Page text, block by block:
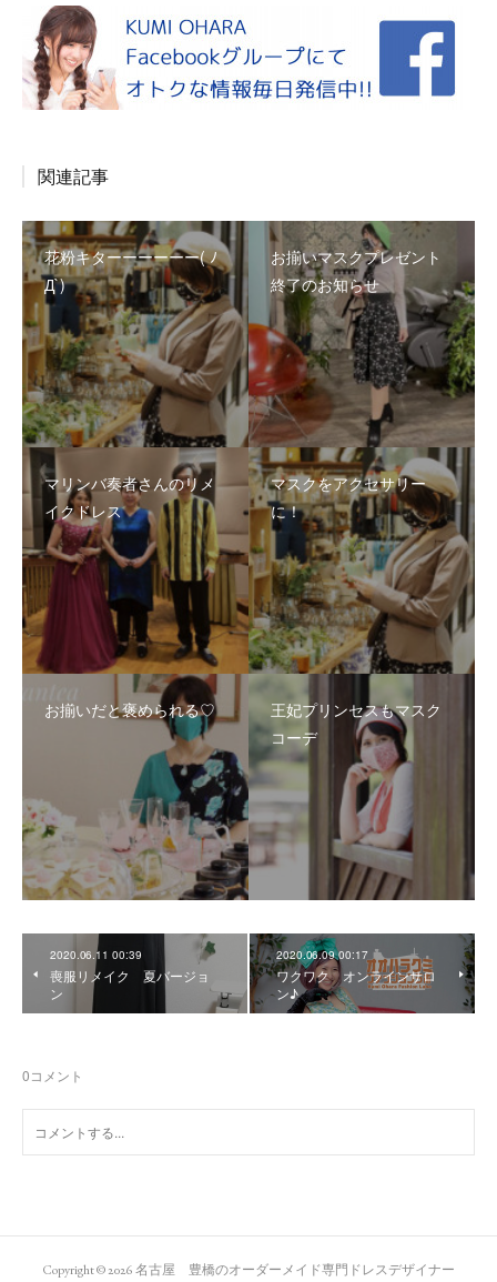
関連記事
花粉キターーーーーー( ﾉ
Д`)
お揃いマスクプレゼント
終了のお知らせ
マリンバ奏者さんのリメ
イクドレス
マスクをアクセサリー
に！
お揃いだと褒められる♡
王妃プリンセスもマスク
コーデ
2020.06.11 00:39
喪服リメイク 夏バージョ
ン
2020.06.09 00:17
ワクワク オンラインサロ
ン♪
0コメント
Copyright ©2026名古屋 豊橋のオーダーメイド専門ドレスデザイナー